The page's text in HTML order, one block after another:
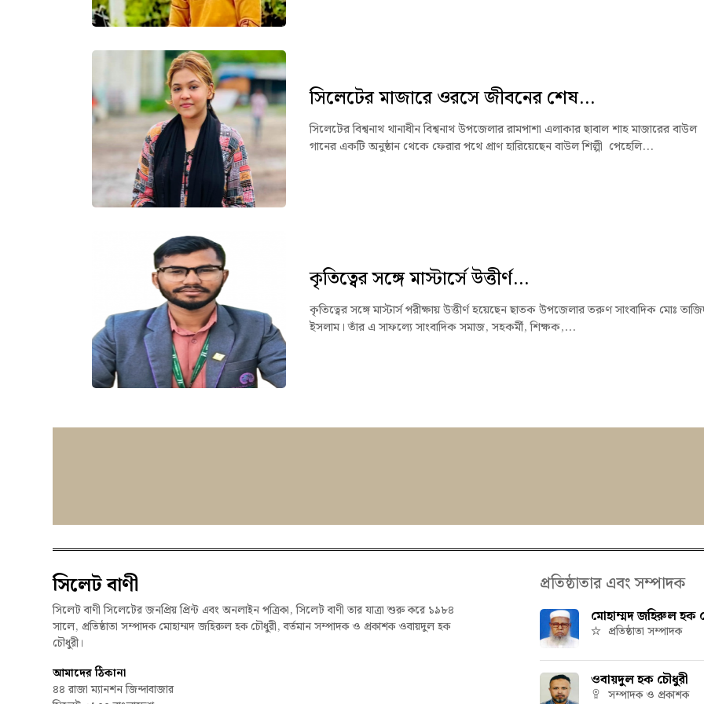
সিলেটের মাজারে ওরসে জীবনের শেষ...
সিলেটের বিশ্বনাথ থানাধীন বিশ্বনাথ উপজেলার রামপাশা এলাকার ছাবাল শাহ মাজারের বাউল
গানের একটি অনুষ্ঠান থেকে ফেরার পথে প্রাণ হারিয়েছেন বাউল শিল্পী পেহেলি...
কৃতিত্বের সঙ্গে মাস্টার্সে উত্তীর্ণ...
কৃতিত্বের সঙ্গে মাস্টার্স পরীক্ষায় উত্তীর্ণ হয়েছেন ছাতক উপজেলার তরুণ সাংবাদিক মোঃ
ইসলাম। তাঁর এ সাফল্যে সাংবাদিক সমাজ, সহকর্মী, শিক্ষক,...
সিলেট বাণী
সিলেট বাণী সিলেটের জনপ্রিয় প্রিন্ট এবং অনলাইন পত্রিকা, সিলেট বাণী তার যাত্রা শুরু করে ১৯৮৪
সালে, প্রতিষ্ঠাতা সম্পাদক মোহাম্মদ জহিরুল হক চৌধুরী, বর্তমান সম্পাদক ও প্রকাশক ওবায়দুল হক
চৌধুরী।
আমাদের ঠিকানা
৪৪ রাজা ম্যানশন জিন্দাবাজার
প্রতিষ্ঠাতার এবং সম্পাদক
মোহাম্মদ জহিরুল হক
প্রতিষ্ঠাতা সম্পাদক
ওবায়দুল হক চৌধুরী
সম্পাদক ও প্রকাশক